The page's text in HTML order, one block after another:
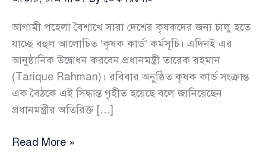
আগামী পহেলা বৈশাখে সারা দেশের কৃষকদের জন্য চালু হতে
যাচ্ছে বহুল আলোচিত ‘কৃষক কার্ড’ কর্মসূচি। এদিনই এর
আনুষ্ঠানিক উদ্বোধন করবেন প্রধানমন্ত্রী তারেক রহমান
(Tarique Rahman)। রবিবার অনুষ্ঠিত কৃষক কার্ড সংক্রান্ত
এক বৈঠকে এই সিদ্ধান্ত গৃহীত হয়েছে বলে জানিয়েছেন
প্রধানমন্ত্রীর অতিরিক্ত […]
পহেলা
Read More »